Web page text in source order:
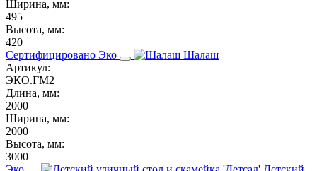
Ширина, мм:
495
Высота, мм:
420
Сертифицировано Эко
Шалаш
Артикул:
ЭКО.ГМ2
Длина, мм:
2000
Ширина, мм:
2000
Высота, мм:
3000